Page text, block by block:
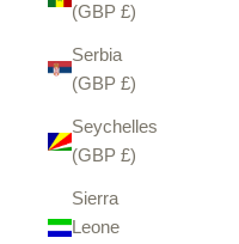
(GBP £)
Serbia
(GBP £)
Seychelles
(GBP £)
Sierra
Leone